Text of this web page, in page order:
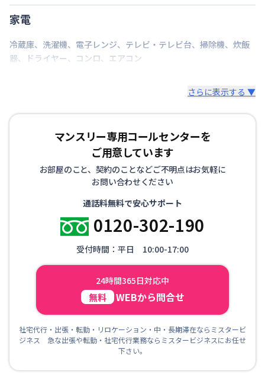
家電
冷蔵庫、 洗濯機、 電子レンジ、 テレビ・テレビ台、 掃除機、 炊飯
器、 ドライヤー、 コンロ、 エアコン
さらに表示する ▼
マンスリー専用コールセンターを
ご用意しています
お部屋のこと、契約のことなどご不明点はお気軽に
お問い合わせください
通話料無料で安心サポート
0120-302-190
受付時間：平日 10:00-17:00
24時間365日対応中
無料 WEBから問合せ
社宅代行・出張・転勤・リロケーション・中・長期滞在ならミスタービ
ジネス 急な出張や転勤・社宅代行業務ならミスタービジネスにお任せ
下さい。